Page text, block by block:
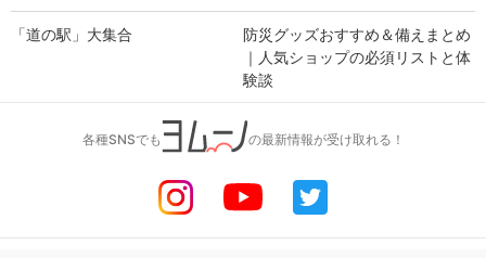
「道の駅」大集合
防災グッズおすすめ＆備えまとめ
｜人気ショップの必須リストと体
験談
各種SNSでも の最新情報が受け取れる！